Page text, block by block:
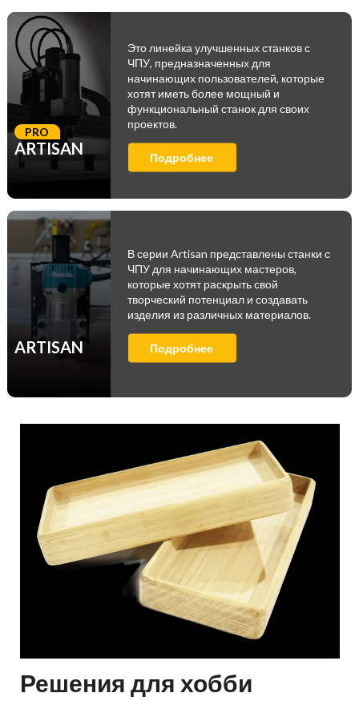
ARTISAN
PRO
Это линейка улучшенных станков с
ЧПУ, предназначенных для
начинающих пользователей, которые
хотят иметь более мощный и
функциональный станок для своих
проектов.
Подробнее
ARTISAN
В серии Artisan представлены станки с
ЧПУ для начинающих мастеров,
которые хотят раскрыть свой
творческий потенциал и создавать
изделия из различных материалов.
Подробнее
Решения для хобби